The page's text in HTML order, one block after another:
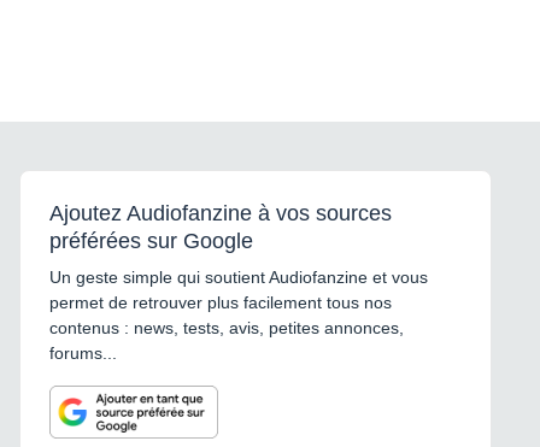
Ajoutez Audiofanzine à vos sources
préférées sur Google
Un geste simple qui soutient Audiofanzine et vous
permet de retrouver plus facilement tous nos
contenus : news, tests, avis, petites annonces,
forums...